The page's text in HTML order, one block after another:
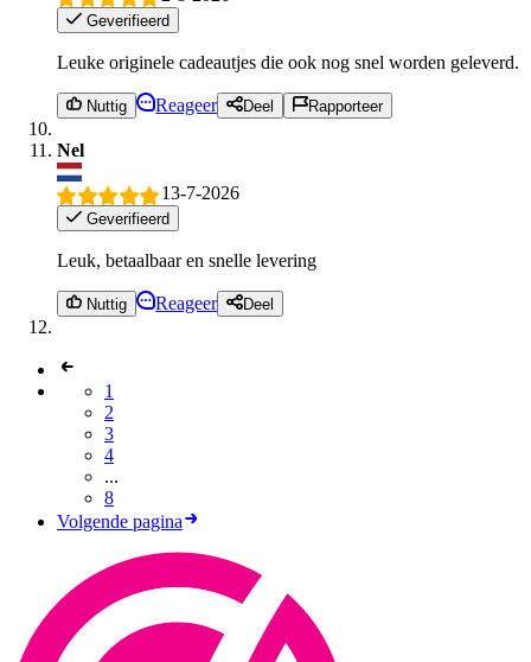
Geverifieerd
Leuke originele cadeautjes die ook nog snel worden geleverd.
Nuttig Reageer Deel Rapporteer
Nel
13-7-2026
Geverifieerd
Leuk, betaalbaar en snelle levering
Nuttig Reageer Deel
1
2
3
4
...
8
Volgende pagina